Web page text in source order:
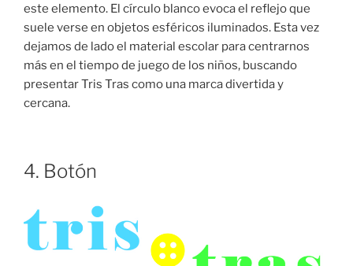
este elemento. El círculo blanco evoca el reflejo que
suele verse en objetos esféricos iluminados. Esta vez
dejamos de lado el material escolar para centrarnos
más en el tiempo de juego de los niños, buscando
presentar Tris Tras como una marca divertida y
cercana.
4. Botón